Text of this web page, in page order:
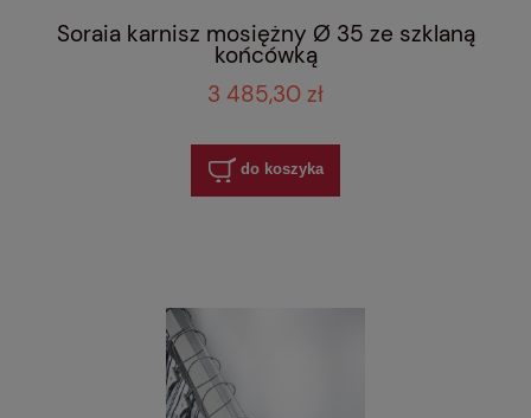
Soraia karnisz mosiężny Ø 35 ze szklaną
końcówką
3 485,30 zł
do koszyka